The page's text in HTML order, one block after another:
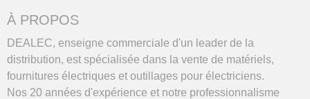
À PROPOS
DEALEC, enseigne commerciale d'un leader de la
distribution, est spécialisée dans la vente de matériels,
fournitures électriques et outillages pour électriciens.
Nos 20 années d'expérience et notre professionnalisme